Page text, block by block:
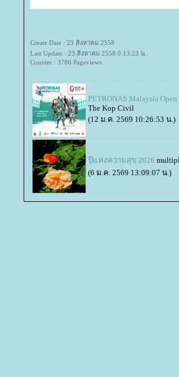
Create Date : 23 สิงหาคม 2558
Last Update : 23 สิงหาคม 2558 0:13:23 น.
Counter : 3786 Pageviews.
PETRONAS Malaysia Open
The Kop Civil
(12 ม.ค. 2569 10:26:53 น.)
ปีแห่งความสุข 2026
(6 ม.ค. 2569 13:09:07 น.)